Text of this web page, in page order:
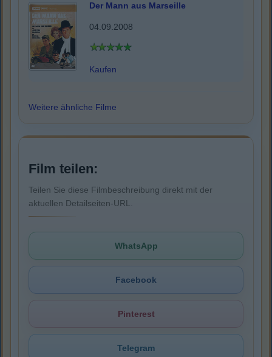
Der Mann aus Marseille
04.09.2008
Kaufen
Weitere ähnliche Filme
Film teilen:
Teilen Sie diese Filmbeschreibung direkt mit der
aktuellen Detailseiten-URL.
WhatsApp
Facebook
Pinterest
Telegram